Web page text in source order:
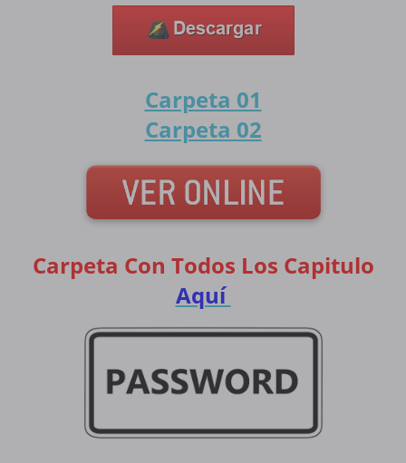
Carpeta 01
Carpeta 02
Carpeta Con Todos Los Capitulo
Aquí